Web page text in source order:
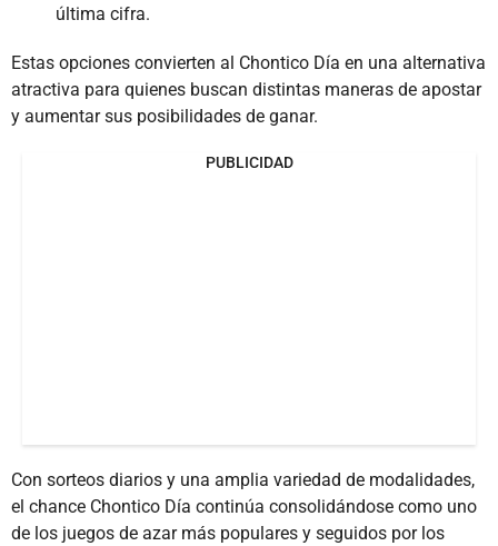
última cifra.
Estas opciones convierten al Chontico Día en una alternativa
atractiva para quienes buscan distintas maneras de apostar
y aumentar sus posibilidades de ganar.
PUBLICIDAD
Con sorteos diarios y una amplia variedad de modalidades,
el chance Chontico Día continúa consolidándose como uno
de los juegos de azar más populares y seguidos por los